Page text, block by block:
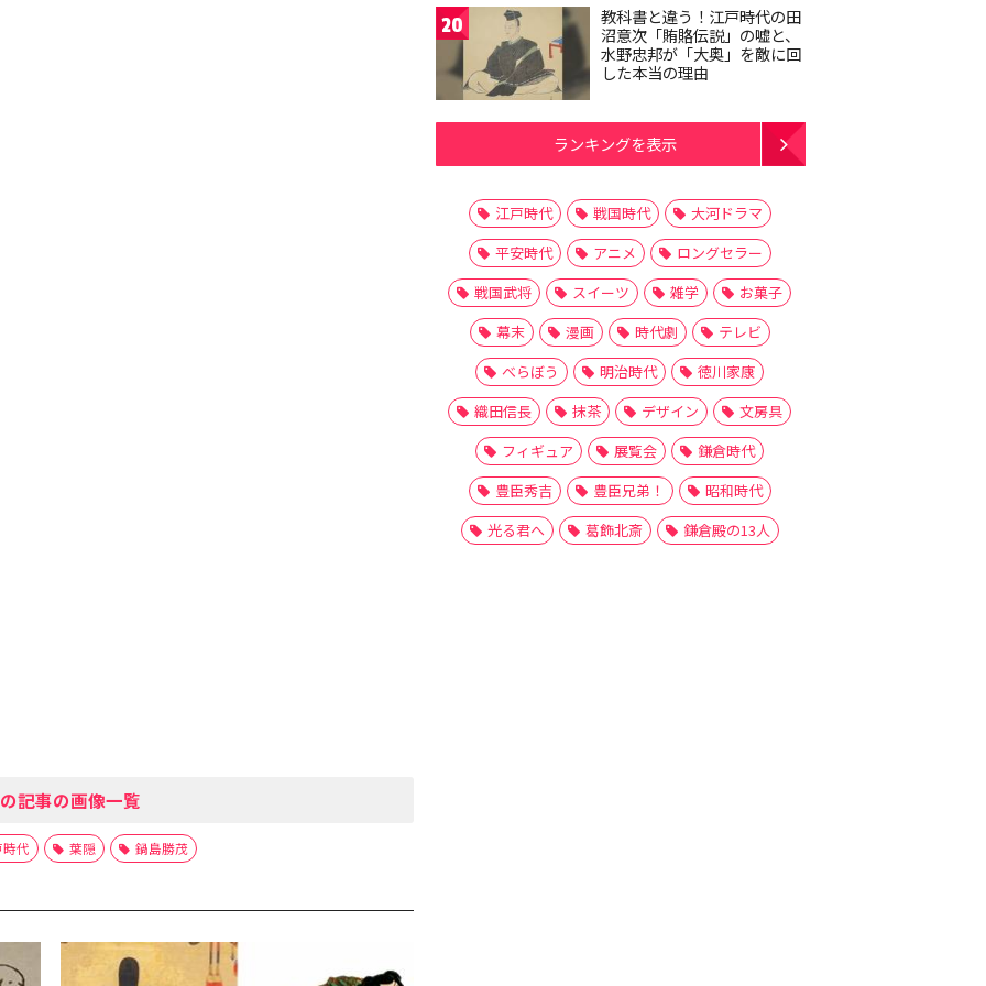
記事の画像一覧
時代 葉隠 鍋島勝茂
20
教科書と違う！江戸時代の田
沼意次「賄賂伝説」の嘘と、
水野忠邦が「大奥」を敵に回
した本当の理由
ランキングを表示
江戸時代 戦国時代
大河ドラマ
平安時代
アニメ
ロングセラー
戦国武将
スイーツ 雑学
お菓子
幕末
漫画 時代劇
テレビ
べらぼう
明治時代
徳川家康
織田信長
抹茶 デザイン
文房具
フィギュア
展覧会
鎌倉時代
豊臣秀吉
豊臣兄弟！
昭和時代
光る君へ
葛飾北斎 鎌倉殿の13人